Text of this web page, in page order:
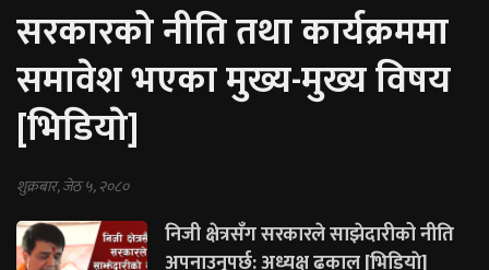
सरकारको नीति तथा कार्यक्रममा
समावेश भएका मुख्य-मुख्य विषय
[भिडियाे]
शुक्रबार, जेठ ५, २०८०
निजी क्षेत्रसँग सरकारले साझेदारीको नीति